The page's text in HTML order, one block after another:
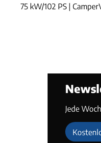
75 kW/102 PS |
Jede